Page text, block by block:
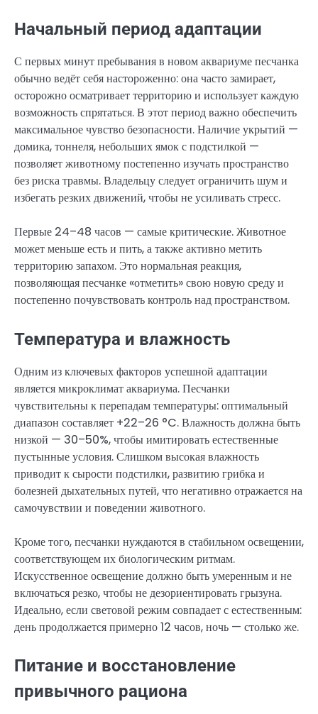
Начальный период адаптации
С первых минут пребывания в новом аквариуме песчанка
обычно ведёт себя настороженно: она часто замирает,
осторожно осматривает территорию и использует каждую
возможность спрятаться. В этот период важно обеспечить
максимальное чувство безопасности. Наличие укрытий —
домика, тоннеля, небольших ямок с подстилкой —
позволяет животному постепенно изучать пространство
без риска травмы. Владельцу следует ограничить шум и
избегать резких движений, чтобы не усиливать стресс.
Первые 24–48 часов — самые критические. Животное
может меньше есть и пить, а также активно метить
территорию запахом. Это нормальная реакция,
позволяющая песчанке «отметить» свою новую среду и
постепенно почувствовать контроль над пространством.
Температура и влажность
Одним из ключевых факторов успешной адаптации
является микроклимат аквариума. Песчанки
чувствительны к перепадам температуры: оптимальный
диапазон составляет +22–26 °C. Влажность должна быть
низкой — 30–50%, чтобы имитировать естественные
пустынные условия. Слишком высокая влажность
приводит к сырости подстилки, развитию грибка и
болезней дыхательных путей, что негативно отражается на
самочувствии и поведении животного.
Кроме того, песчанки нуждаются в стабильном освещении,
соответствующем их биологическим ритмам.
Искусственное освещение должно быть умеренным и не
включаться резко, чтобы не дезориентировать грызуна.
Идеально, если световой режим совпадает с естественным:
день продолжается примерно 12 часов, ночь — столько же.
Питание и восстановление
привычного рациона